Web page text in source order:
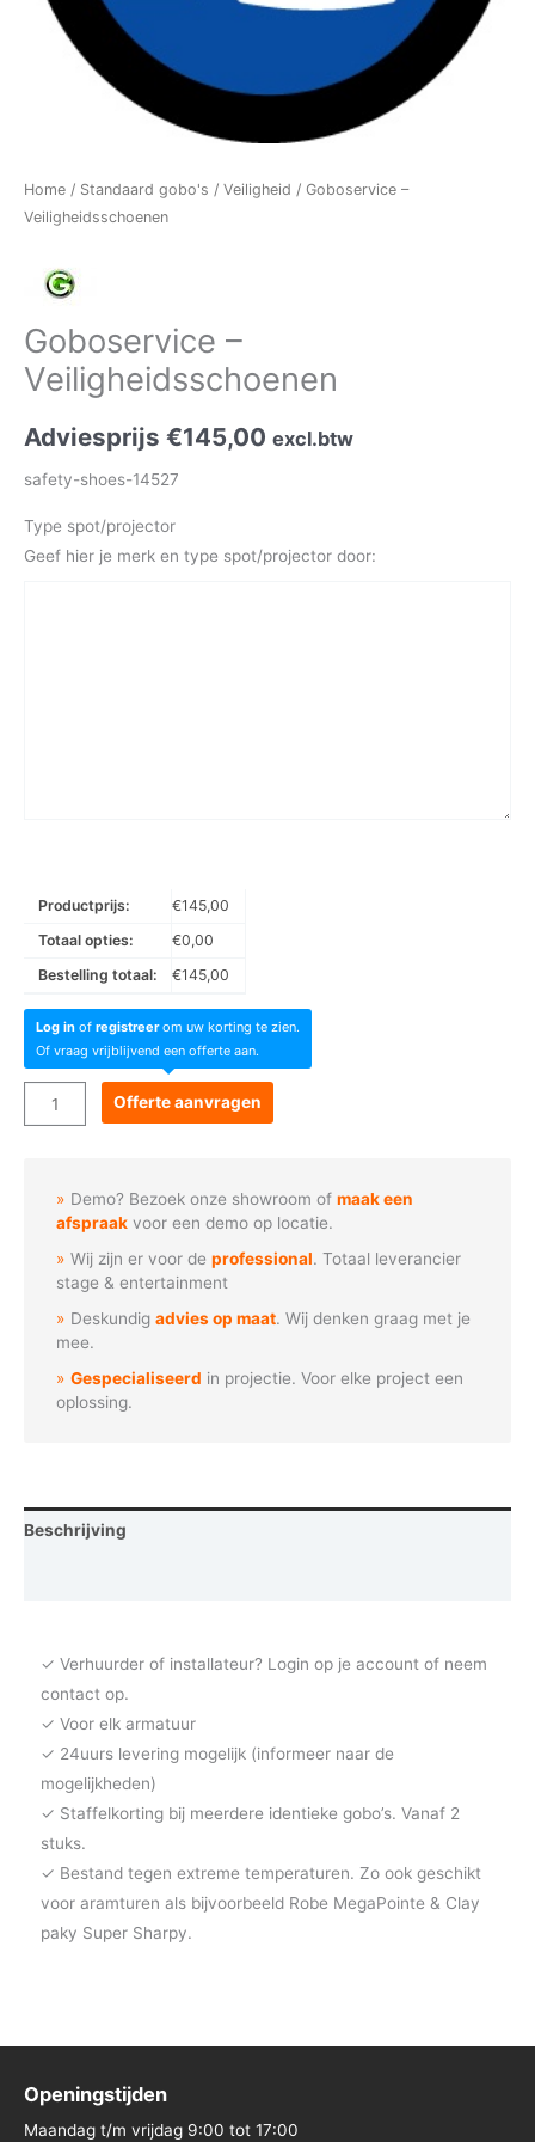
Home / Standaard gobo's / Veiligheid / Goboservice –
Veiligheidsschoenen
Goboservice –
Veiligheidsschoenen
Adviesprijs €145,00 excl.btw
safety-shoes-14527
Type spot/projector
Geef hier je merk en type spot/projector door:
Productprijs: €145,00
Totaal opties:
€0,00
Bestelling totaal:
€145,00
Log in of registreerom uw korting te zien.
Of vraag vrijblijvend een offerte aan.
Goboservice
-
Offerte aanvragen
Demo? Bezoek onze showroom ofmaak een
afspraak voor een demo op locatie.
Wij zijn er voor deprofessional. Totaal leverancier
stage & entertainment
Deskundigadvies op maat. Wij denken graag met je
mee.
Gespecialiseerd in projectie. Voor elke project een
oplossing.
Beschrijving
✓ Verhuurder of installateur? Login op je account of neem
contact op.
✓ Voor elk armatuur
✓ 24uurs levering mogelijk (informeer naar de
mogelijkheden)
✓ Staffelkorting bij meerdere identieke gobo’s. Vanaf 2
stuks.
✓ Bestand tegen extreme temperaturen. Zo ook geschikt
voor aramturen als bijvoorbeeld Robe MegaPointe & Clay
paky Super Sharpy.
Openingstijden
Maandag t/m vrijdag 9:00 tot 17:00